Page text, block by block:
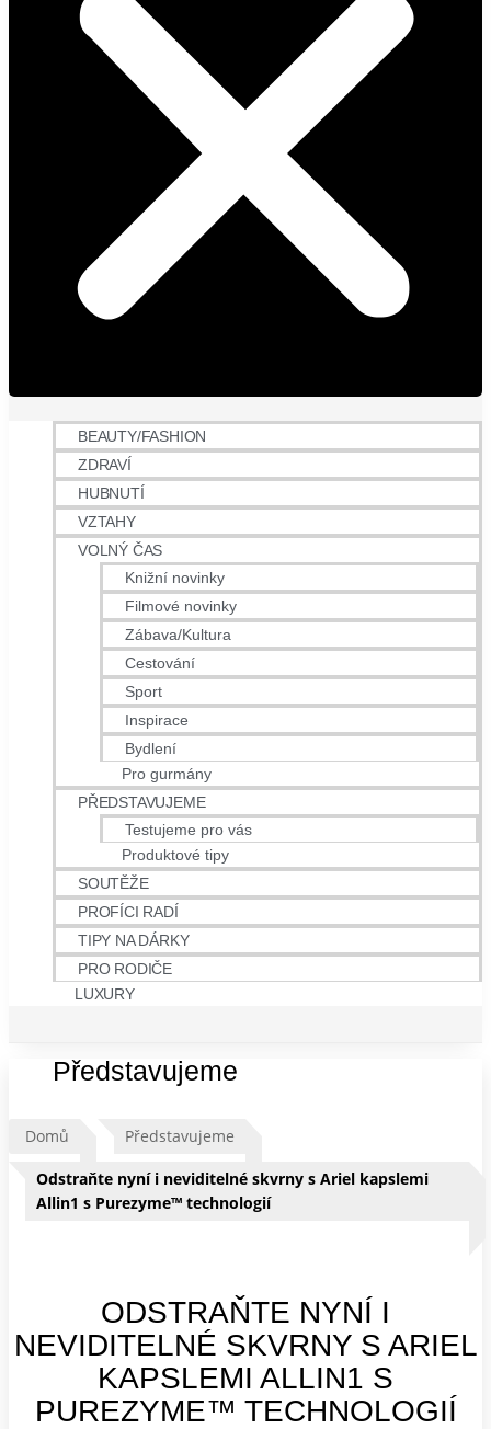
BEAUTY/FASHION
ZDRAVÍ
HUBNUTÍ
VZTAHY
VOLNÝ ČAS
Knižní novinky
Filmové novinky
Zábava/Kultura
Cestování
Sport
Inspirace
Bydlení
Pro gurmány
PŘEDSTAVUJEME
Testujeme pro vás
Produktové tipy
SOUTĚŽE
PROFÍCI RADÍ
TIPY NA DÁRKY
PRO RODIČE
LUXURY
Představujeme
Domů Představujeme
Odstraňte nyní i neviditelné skvrny s Ariel kapslemi
Allin1 s Purezyme™ technologií
ODSTRAŇTE NYNÍ I
NEVIDITELNÉ SKVRNY S ARIEL
KAPSLEMI ALLIN1 S
PUREZYME™ TECHNOLOGIÍ